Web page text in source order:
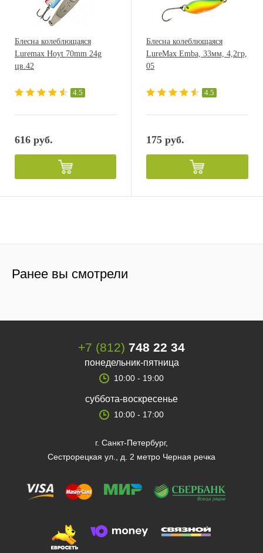
Блесна колеблющаяся
Luremax Hoyt 70mm 24g
цв.42
4.5
616 руб.
Блесна колеблющаяся
LureMax Emba, 33мм, 4,2гр,
05
4.5
175 руб.
Ранее вы смотрели
+7 (812) 748 22 34
понедельник-пятница
10:00 - 19:00
суббота-воскресенье
10:00 - 17:00
г. Санкт-Петербург,
Сестрорецкая ул., д. 2 метро Черная речка